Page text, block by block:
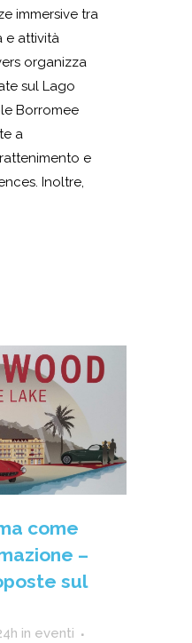
immersive tra
e attività
organizza
sul Lago
Borromee
a
e
Inoltre,
come
–
sul
in eventi